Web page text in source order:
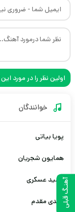
آهنـگ قبلی
اولین نظر را در مورد
خوانندگان
پویا بیاتی
همایون شجریان
حمید عسکری
مهدی مقدم